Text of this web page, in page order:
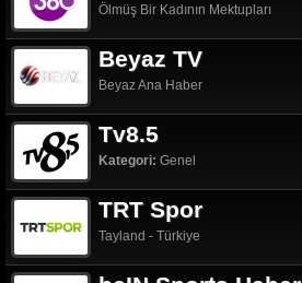
Ölmüş Bir Kadının Mektupları
Beyaz TV
Beyaz Ana Haber
Tv8.5
Kategori: Genel
TRT Spor
Tayland - Türkiye